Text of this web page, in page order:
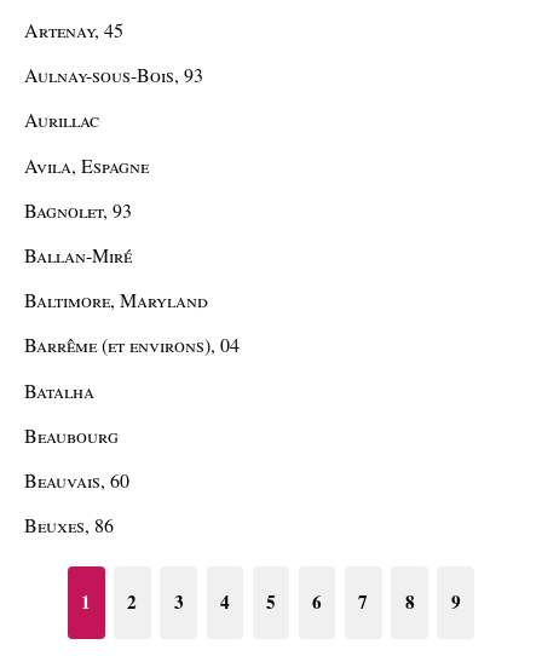
Artenay, 45
Aulnay-sous-Bois, 93
Aurillac
Avila, Espagne
Bagnolet, 93
Ballan-Miré
Baltimore, Maryland
Barrême (et environs), 04
Batalha
Beaubourg
Beauvais, 60
Beuxes, 86
1 2 3 4 5 6 7 8 9